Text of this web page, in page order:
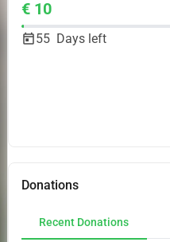
€ 10
55 Days left
Donations
Recent Donations